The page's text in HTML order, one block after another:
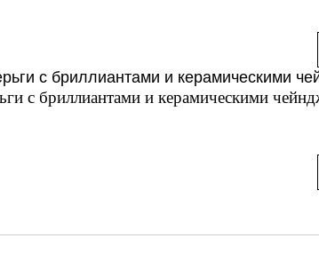
с бриллиантами и керамическими